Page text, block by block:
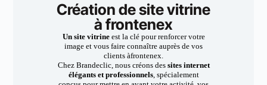
Création de site vitrine
à frontenex
Un site vitrineest la clé pour renforcer votre
image et vous faire connaître auprès de vos
clients àfrontenex.
Chez Brandeclic, nous créons dessites internet
élégants et professionnels, spécialement